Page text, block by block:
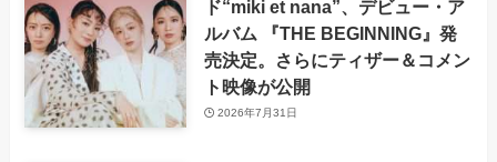
ド“miki et nana”、デビュー・ア
ルバム 『THE BEGINNING』発
売決定。さらにティザー＆コメン
ト映像が公開
2026年7月31日